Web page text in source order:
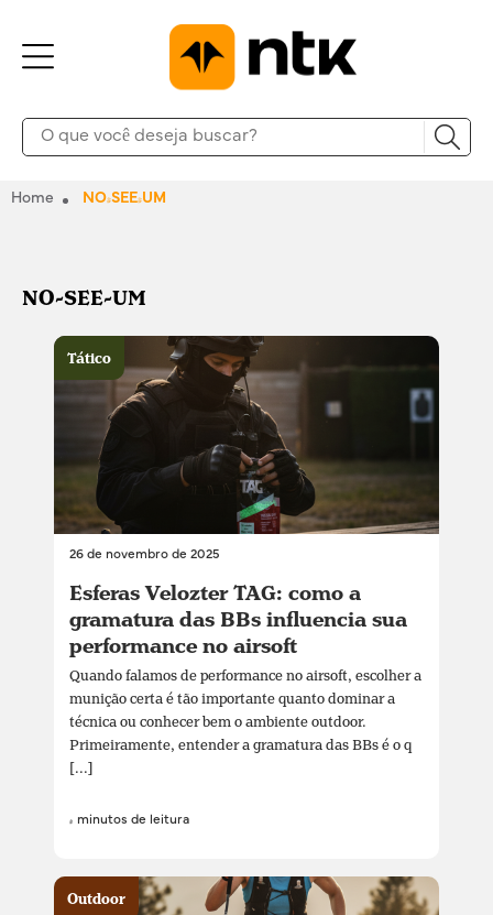
Home NO-SEE-UM
NO-SEE-UM
26 de novembro de 2025
Esferas Velozter TAG: como a
gramatura das BBs influencia sua
performance no airsoft
Quando falamos de performance no airsoft, escolher a
munição certa é tão importante quanto dominar a
técnica ou conhecer bem o ambiente outdoor.
Primeiramente, entender a gramatura das BBs é o q
[...]
4 minutos de leitura
Tático
Outdoor